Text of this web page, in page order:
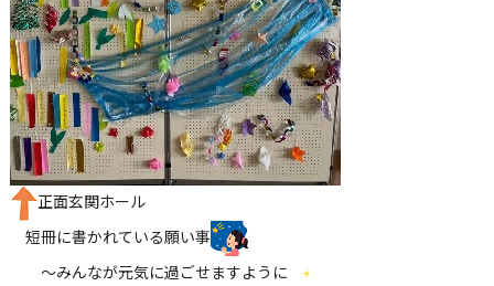
正面玄関ホール
短冊に書かれている願い事
～みんなが元気に過ごせますように